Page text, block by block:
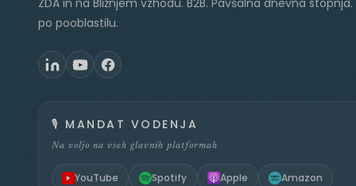
ZDA in na Bližnjem vzhodu. B2B. Pavšalna dnevna
po pooblastilu.
🎙️ MANDAT VODENJA
Na voljo na vseh glavnih platformah
YouTube Spotify Apple Amazon